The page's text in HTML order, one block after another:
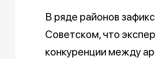
В ряде районов
Советском, что
конкуренции между